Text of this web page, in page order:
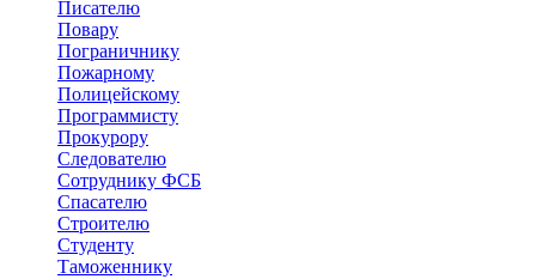
Писателю
Повару
Пограничнику
Пожарному
Полицейскому
Программисту
Прокурору
Следователю
Сотруднику ФСБ
Спасателю
Строителю
Студенту
Таможеннику